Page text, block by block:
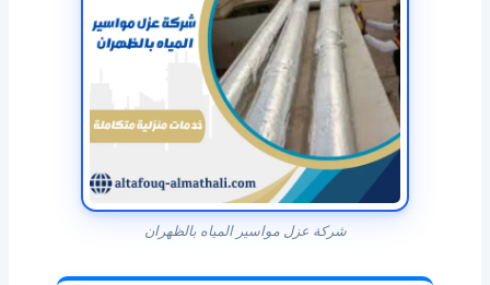
شركة عزل مواسير المياه بالظهران